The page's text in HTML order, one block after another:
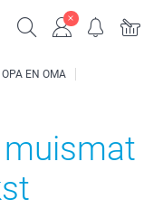
EN OMA
muismat